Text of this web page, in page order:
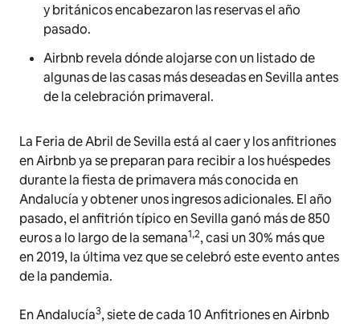
y británicos encabezaron las reservas el año
pasado.
Airbnb revela dónde alojarse con un listado de
algunas de las casas más deseadas en Sevilla antes
de la celebración primaveral.
La Feria de Abril de Sevilla está al caer y los anfitriones
en Airbnb ya se preparan para recibir a los huéspedes
durante la fiesta de primavera más conocida en
Andalucía y obtener unos ingresos adicionales. El año
pasado, el anfitrión típico en Sevilla ganó más de 850
euros a lo largo de la semana1,2, casi un 30% más que
en 2019, la última vez que se celebró este evento antes
de la pandemia.
En Andalucía3, siete de cada 10 Anfitriones en Airbnb